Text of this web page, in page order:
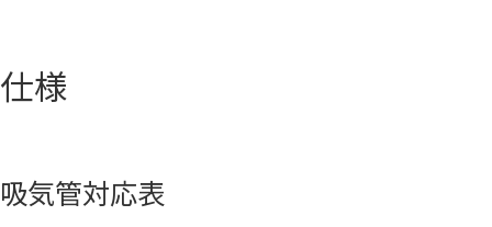
仕様
吸気管対応表